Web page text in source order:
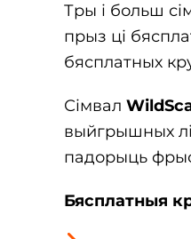
Тры і больш
прыз ці
бясплатных
Сімвал
выйгрышных
падорыць
Бясплатныя